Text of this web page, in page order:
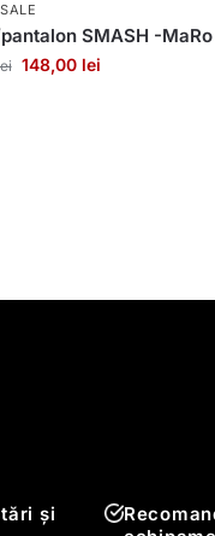
SALE
SMASH -MaRo
148,00 lei
și